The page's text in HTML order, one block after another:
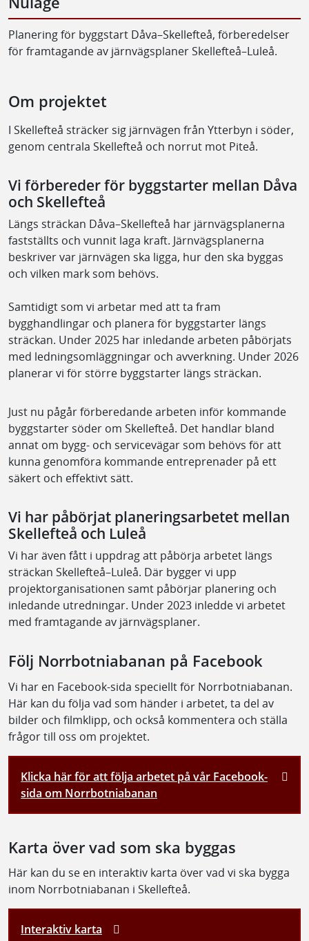
Planering för byggstart Dåva–Skellefteå, förberedelser
för framtagande av järnvägsplaner Skellefteå–Luleå.
Om projektet
I Skellefteå sträcker sig järnvägen från Ytterbyn i söder,
genom centrala Skellefteå och norrut mot Piteå.
Vi förbereder för byggstarter mellan Dåva
och Skellefteå
Längs sträckan Dåva–Skellefteå har järnvägsplanerna
fastställts och vunnit laga kraft. Järnvägsplanerna
beskriver var järnvägen ska ligga, hur den ska byggas
och vilken mark som behövs.
Samtidigt som vi arbetar med att ta fram
bygghandlingar och planera för byggstarter längs
sträckan. Under 2025 har inledande arbeten påbörjats
med ledningsomläggningar och avverkning. Under 2026
planerar vi för större byggstarter längs sträckan.
Just nu pågår förberedande arbeten inför kommande
byggstarter söder om Skellefteå. Det handlar bland
annat om bygg- och servicevägar som behövs för att
kunna genomföra kommande entreprenader på ett
säkert och effektivt sätt.
Vi har påbörjat planeringsarbetet mellan
Skellefteå och Luleå
Vi har även fått i uppdrag att påbörja arbetet längs
sträckan Skellefteå–Luleå. Där bygger vi upp
projektorganisationen samt påbörjar planering och
inledande utredningar. Under 2023 inledde vi arbetet
med framtagande av järnvägsplaner.
Följ Norrbotniabanan på Facebook
Vi har en Facebook-sida speciellt för Norrbotniabanan.
Här kan du följa vad som händer i arbetet, ta del av
bilder och filmklipp, och också kommentera och ställa
frågor till oss om projektet.
Klicka här för att följa arbetet på vår Facebook-
sida om Norrbotniabanan
Karta över vad som ska byggas
Här kan du se en interaktiv karta över vad vi ska bygga
inom Norrbotniabanan i Skellefteå.
Interaktiv karta